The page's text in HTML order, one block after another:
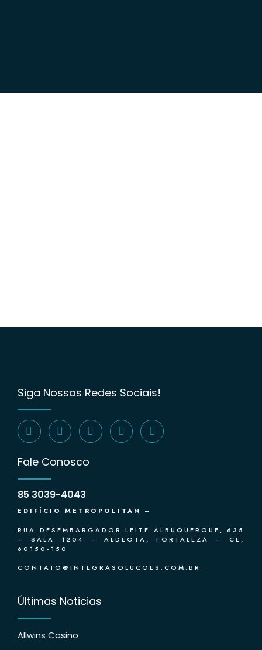
Últimas Noticias
Allwins Casino
Fale Conosco
85 3039-4043
EDIFÍCIO METROPOLITAN –
RUA DESEMBARGADOR LEITE ALBUQUERQUE, 635
– SALA 1204 – ALDEOTA, FORTALEZA – CE,
60150-150
CONTATO@INTEGRASOLUCOES.COM.BR
Siga Nossas Redes Sociais!